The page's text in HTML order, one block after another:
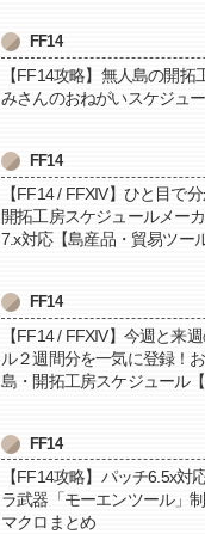
FF14
【FF14攻略】無人島の開拓
みさんのおねがいスケジュ
FF14
【FF14 / FFXIV】ひと目で
開拓工房スケジュールメー
7.x対応【島産品・貿易ツール
FF14
【FF14 / FFXIV】今週と来
ル２週間分を一気に登録！
島・開拓工房スケジュール【
FF14
【FF14攻略】パッチ6.5x対
ラ武器「モーエンツール」
マクロまとめ